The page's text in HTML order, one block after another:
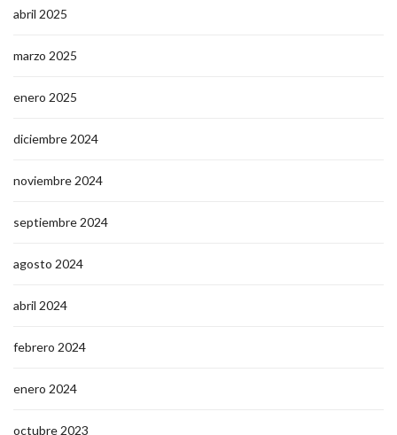
abril 2025
marzo 2025
enero 2025
diciembre 2024
noviembre 2024
septiembre 2024
agosto 2024
abril 2024
febrero 2024
enero 2024
octubre 2023